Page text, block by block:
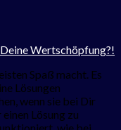
Wertschöpfung?!
Spaß macht. Es
Lösungen
wenn sie bei Dir
Lösung zu